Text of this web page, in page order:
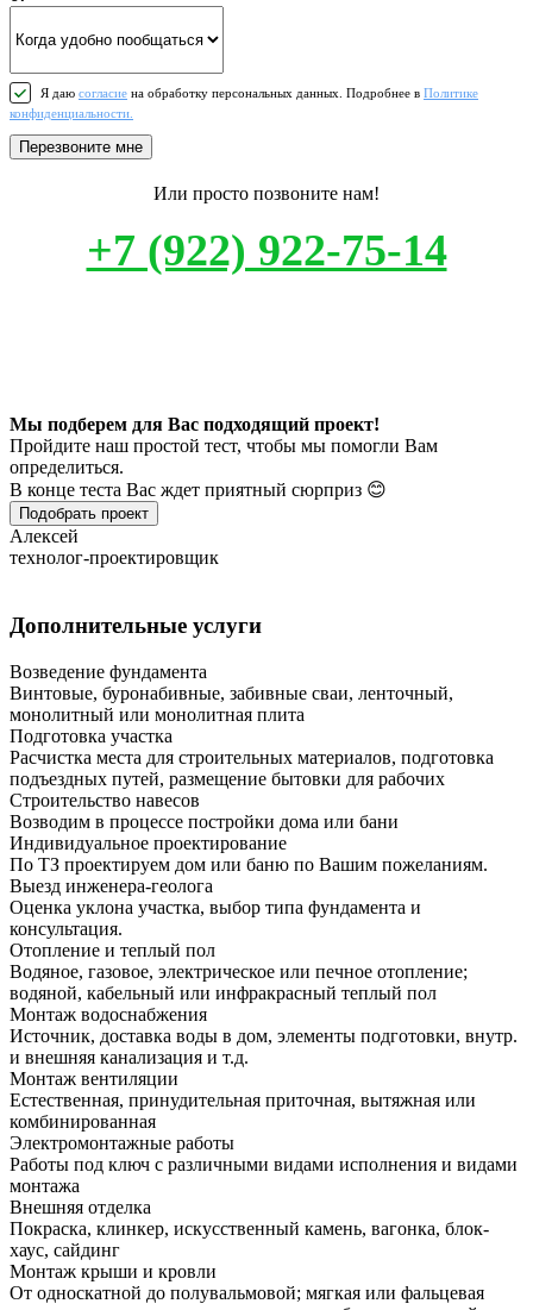
Я даю согласие на обработку персональных данных. Подробнее в Политике
конфиденциальности.
Перезвоните мне
Или просто позвоните нам!
+7 (922) 922-75-14
Мы подберем для Вас подходящий проект!
Пройдите наш простой тест, чтобы мы помогли Вам
определиться.
В конце теста Вас ждет приятный сюрприз 😊
Подобрать проект
Алексей
технолог-проектировщик
Дополнительные услуги
Возведение фундамента
Винтовые, буронабивные, забивные сваи, ленточный,
монолитный или монолитная плита
Подготовка участка
Расчистка места для строительных материалов, подготовка
подъездных путей, размещение бытовки для рабочих
Строительство навесов
Возводим в процессе постройки дома или бани
Индивидуальное проектирование
По ТЗ проектируем дом или баню по Вашим пожеланиям.
Выезд инженера-геолога
Оценка уклона участка, выбор типа фундамента и
консультация.
Отопление и теплый пол
Водяное, газовое, электрическое или печное отопление;
водяной, кабельный или инфракрасный теплый пол
Монтаж водоснабжения
Источник, доставка воды в дом, элементы подготовки, внутр.
и внешняя канализация и т.д.
Монтаж вентиляции
Естественная, принудительная приточная, вытяжная или
комбинированная
Электромонтажные работы
Работы под ключ с различными видами исполнения и видами
монтажа
Внешняя отделка
Покраска, клинкер, искусственный камень, вагонка, блок-
хаус, сайдинг
Монтаж крыши и кровли
От односкатной до полувальмовой; мягкая или фальцевая